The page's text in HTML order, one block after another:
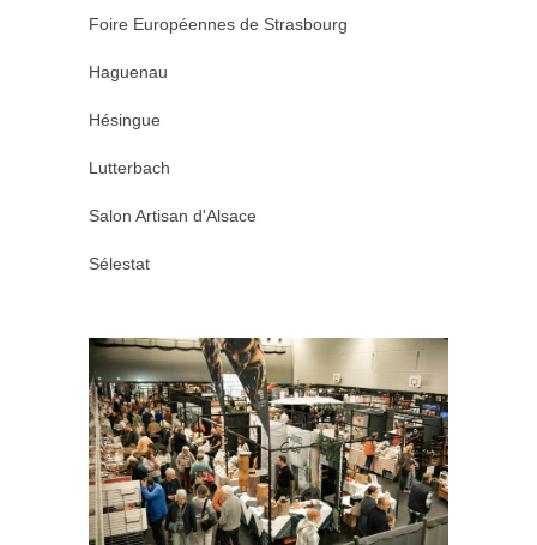
Foire Européennes de Strasbourg
Haguenau
Hésingue
Lutterbach
Salon Artisan d'Alsace
Sélestat